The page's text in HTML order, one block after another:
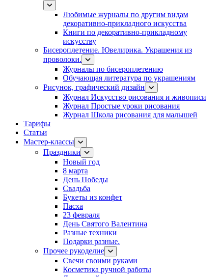
Любимые журналы по другим видам
декоративно-прикладного искусства
Книги по декоративно-прикладному
искусству
Бисероплетение. Ювелирика. Украшения из
проволоки.
Журналы по бисероплетению
Обучающая литература по украшениям
Рисунок, графический дизайн
Журнал Искусство рисования и живописи
Журнал Простые уроки рисования
Журнал Школа рисования для малышей
Тарифы
Статьи
Мастер-классы
Праздники
Новый год
8 марта
День Победы
Свадьба
Букеты из конфет
Пасха
23 февраля
День Святого Валентина
Разные техники
Подарки разные.
Прочее рукоделие
Свечи своими руками
Косметика ручной работы